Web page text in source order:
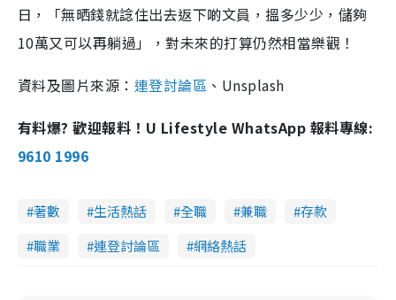
日，「無晒錢就諗住出去返下啲文員，搵多少少，儲夠
10萬又可以再躺過」，對未來的打算仍然相當樂觀！
資料及圖片來源： 連登討論區 、Unsplash
有料爆? 歡迎報料！U Lifestyle WhatsApp 報料專線:
9610 1996
著數 生活熱話 全職 兼職
存款
職業
連登討論區 網絡熱話